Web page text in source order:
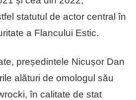
statutul de actor central în
a Flancului Estic.
președintele Nicușor Dan
alături de omologul său
în calitate de stat